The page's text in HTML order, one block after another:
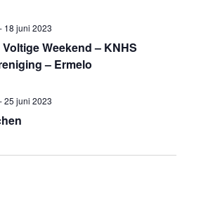
Weekend – KNHS
– Ermelo
- 18 juni 2023
-25 juni 2023